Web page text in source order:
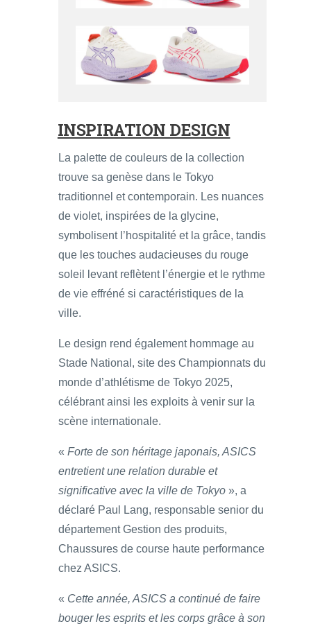
INSPIRATION DESIGN
La palette de couleurs de la collection
trouve sa genèse dans le Tokyo
traditionnel et contemporain. Les nuances
de violet, inspirées de la glycine,
symbolisent l’hospitalité et la grâce, tandis
que les touches audacieuses du rouge
soleil levant reflètent l’énergie et le rythme
de vie effréné si caractéristiques de la
ville.
Le design rend également hommage au
Stade National, site des Championnats du
monde d’athlétisme de Tokyo 2025,
célébrant ainsi les exploits à venir sur la
scène internationale.
« Forte de son héritage japonais, ASICS
entretient une relation durable et
significative avec la ville de Tokyo », a
déclaré Paul Lang, responsable senior du
département Gestion des produits,
Chaussures de course haute performance
chez ASICS.
« Cette année, ASICS a continué de faire
bouger les esprits et les corps grâce à son